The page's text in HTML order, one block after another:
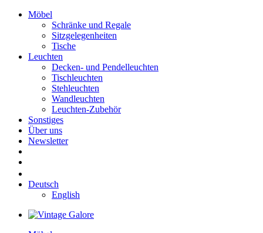
Möbel
Schränke und Regale
Sitzgelegenheiten
Tische
Leuchten
Decken- und Pendelleuchten
Tischleuchten
Stehleuchten
Wandleuchten
Leuchten-Zubehör
Sonstiges
Über uns
Newsletter
Deutsch
English